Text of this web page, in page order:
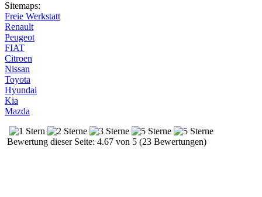
Sitemaps:
Freie Werkstatt
Renault
Peugeot
FIAT
Citroen
Nissan
Toyota
Hyundai
Kia
Mazda
Bewertung dieser Seite: 4.67 von 5 (23 Bewertungen)